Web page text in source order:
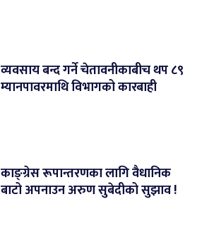
व्यवसाय बन्द गर्ने चेतावनीकाबीच थप ८९
म्यानपावरमाथि विभागको कारबाही
काङ्ग्रेस रूपान्तरणका लागि वैधानिक
बाटो अपनाउन अरुण सुबेदीको सुझाव !